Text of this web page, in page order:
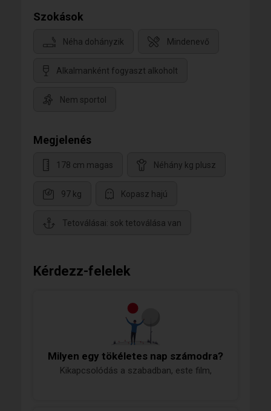
Szokások
Néha dohányzik Mindenevő
Alkalmanként fogyaszt alkoholt
Nem sportol
Megjelenés
178 cm magas Néhány kg plusz
97 kg Kopasz hajú
Tetoválásai: sok tetoválása van
Kérdezz-felelek
Milyen egy tökéletes nap számodra?
Kikapcsolódás a szabadban, este film,